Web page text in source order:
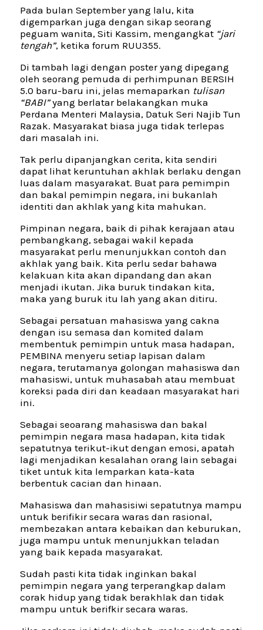
Pada bulan September yang lalu, kita
digemparkan juga dengan sikap seorang
peguam wanita, Siti Kassim, mengangkat “jari
tengah”, ketika forum RUU355.
Di tambah lagi dengan poster yang dipegang
oleh seorang pemuda di perhimpunan BERSIH
5.0 baru-baru ini, jelas memaparkan tulisan
“BABI”yang berlatar belakangkan muka
Perdana Menteri Malaysia, Datuk Seri Najib Tun
Razak. Masyarakat biasa juga tidak terlepas
dari masalah ini.
Tak perlu dipanjangkan cerita, kita sendiri
dapat lihat keruntuhan akhlak berlaku dengan
luas dalam masyarakat. Buat para pemimpin
dan bakal pemimpin negara, ini bukanlah
identiti dan akhlak yang kita mahukan.
Pimpinan negara, baik di pihak kerajaan atau
pembangkang, sebagai wakil kepada
masyarakat perlu menunjukkan contoh dan
akhlak yang baik. Kita perlu sedar bahawa
kelakuan kita akan dipandang dan akan
menjadi ikutan. Jika buruk tindakan kita,
maka yang buruk itu lah yang akan ditiru.
Sebagai persatuan mahasiswa yang cakna
dengan isu semasa dan komited dalam
membentuk pemimpin untuk masa hadapan,
PEMBINA menyeru setiap lapisan dalam
negara, terutamanya golongan mahasiswa dan
mahasiswi, untuk muhasabah atau membuat
koreksi pada diri dan keadaan masyarakat hari
ini.
Sebagai seoarang mahasiswa dan bakal
pemimpin negara masa hadapan, kita tidak
sepatutnya terikut-ikut dengan emosi, apatah
lagi menjadikan kesalahan orang lain sebagai
tiket untuk kita lemparkan kata-kata
berbentuk cacian dan hinaan.
Mahasiswa dan mahasisiwi sepatutnya mampu
untuk berifikir secara waras dan rasional,
membezakan antara kebaikan dan keburukan,
juga mampu untuk menunjukkan teladan
yang baik kepada masyarakat.
Sudah pasti kita tidak inginkan bakal
pemimpin negara yang terperangkap dalam
corak hidup yang tidak berakhlak dan tidak
mampu untuk berifkir secara waras.